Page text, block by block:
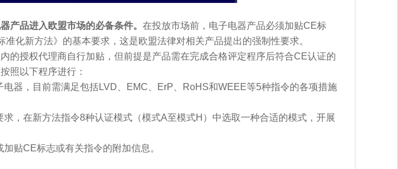
产品进入欧盟市场的必备条件。 在投放市场前，电子电器产品必须加贴CE标
化新方法》的基本要求，这是欧盟法律对相关产品提出的强制性要求。
授权代理商自行加贴，但前提是产品需在完成合格评定程序后符合CE认证的
照以下程序进行：
，目前需满足包括LVD、EMC、ErP、RoHS和WEEE等5种指令的各项措施
在新方法指令8种认证模式（模式A至模式H）中选取一种合适的模式，开展
CE标志或有关指令的附加信息。